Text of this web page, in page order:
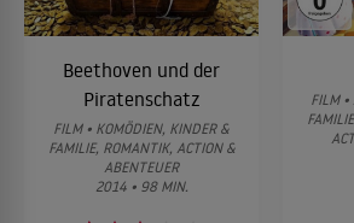
Beethoven und der
Piratenschatz
FILM • KOMÖDIEN, KINDER &
FAMILIE, ROMANTIK, ACTION &
ABENTEUER
2014 • 98 MIN.
FILM